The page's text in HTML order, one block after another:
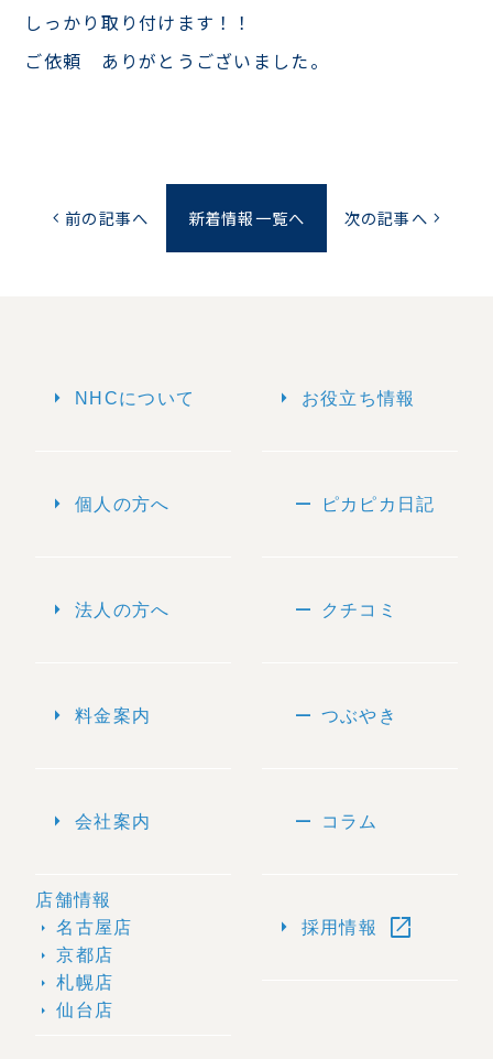
しっかり取り付けます！！
ご依頼 ありがとうございました。
chevron_left 前の記事へ 新着情報一覧へ 次の記事へ chevron_right
arrow_right NHCについて
arrow_right 個人の方へ
arrow_right 法人の方へ
arrow_right 料金案内
arrow_right 会社案内
店舗情報
arrow_right 名古屋店
arrow_right 京都店
arrow_right 札幌店
arrow_right 仙台店
arrow_right お役立ち情報
remove ピカピカ日記
remove クチコミ
remove つぶやき
remove コラム
arrow_right 採用情報 open_in_new